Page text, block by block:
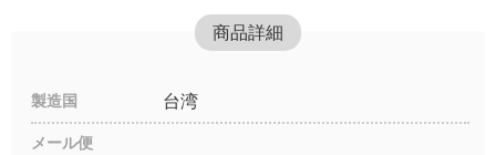
商品詳細
製造国 台湾
メール便